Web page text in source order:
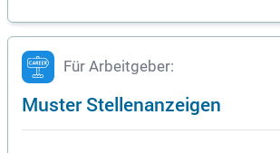
Für Arbeitgeber:
Muster Stellenanzeigen